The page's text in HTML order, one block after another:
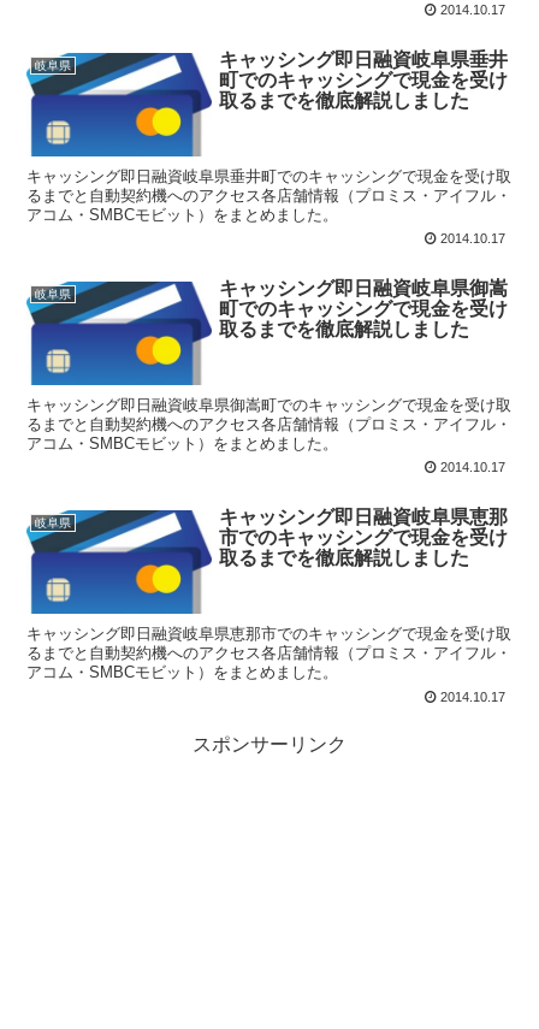
2014.10.17
岐阜県
キャッシング即日融資岐阜県垂井
町でのキャッシングで現金を受け
取るまでを徹底解説しました
キャッシング即日融資岐阜県垂井町でのキャッシングで現金を受け取
るまでと自動契約機へのアクセス各店舗情報（プロミス・アイフル・
アコム・SMBCモビット）をまとめました。
2014.10.17
岐阜県
キャッシング即日融資岐阜県御嵩
町でのキャッシングで現金を受け
取るまでを徹底解説しました
キャッシング即日融資岐阜県御嵩町でのキャッシングで現金を受け取
るまでと自動契約機へのアクセス各店舗情報（プロミス・アイフル・
アコム・SMBCモビット）をまとめました。
2014.10.17
岐阜県
キャッシング即日融資岐阜県恵那
市でのキャッシングで現金を受け
取るまでを徹底解説しました
キャッシング即日融資岐阜県恵那市でのキャッシングで現金を受け取
るまでと自動契約機へのアクセス各店舗情報（プロミス・アイフル・
アコム・SMBCモビット）をまとめました。
2014.10.17
スポンサーリンク